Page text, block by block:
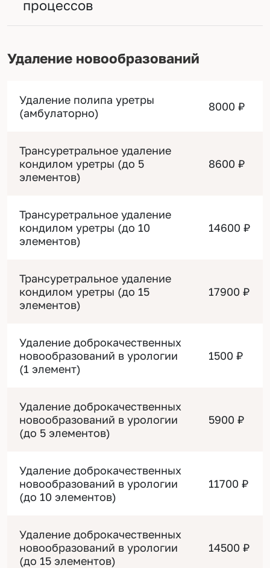
процессов
Удаление новообразований
Удаление полипа уретры
(амбулаторно)
8000 ₽
Трансуретральное удаление
кондилом уретры (до 5
элементов)
8600 ₽
Трансуретральное удаление
кондилом уретры (до 10
элементов)
14600 ₽
Трансуретральное удаление
кондилом уретры (до 15
элементов)
17900 ₽
Удаление доброкачественных
новообразований в урологии
(1 элемент)
1500 ₽
Удаление доброкачественных
новообразований в урологии
(до 5 элементов)
5900 ₽
Удаление доброкачественных
новообразований в урологии
(до 10 элементов)
11700 ₽
Удаление доброкачественных
новообразований в урологии
(до 15 элементов)
14500 ₽